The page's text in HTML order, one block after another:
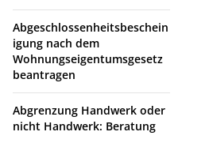
Abgeschlossenheitsbeschein
igung nach dem
Wohnungseigentumsgesetz
beantragen
Abgrenzung Handwerk oder
nicht Handwerk: Beratung